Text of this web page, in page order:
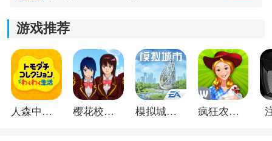
Night Adventure安卓游戏亮点：
1.不定时举办各种限时活动，你需要根据活动主题为角色
游戏推荐
人森中文版 樱花校园模拟器1.048.00中文版 模拟城市我是巿长联机版 疯狂农场3美国派19